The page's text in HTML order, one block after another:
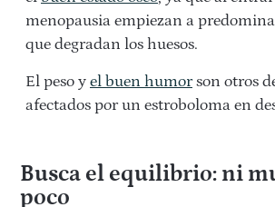
menopausia empiezan a
que degradan los huesos.
El peso y el buen humorson otros
afectados por un estroboloma en
Busca el equilibrio: ni
poco